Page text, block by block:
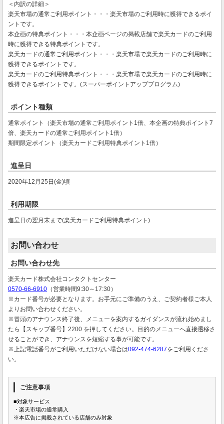
＜内訳の詳細＞
楽天市場の通常ご利用ポイント・・・楽天市場のご利用時に獲得できるポイ
ントです。
本企画の特典ポイント・・・本企画ページの掲載店舗で楽天カードのご利用
時に獲得できる特典ポイントです。
楽天カードの通常ご利用ポイント・・・楽天市場で楽天カードのご利用時に
獲得できるポイントです。
楽天カードのご利用特典ポイント・・・楽天市場で楽天カードのご利用時に
獲得できるポイントです。(スーパーポイントアッププログラム)
ポイント種類
通常ポイント（楽天市場の通常ご利用ポイント1倍、本企画の特典ポイント7
倍、楽天カードの通常ご利用ポイント1倍）
期間限定ポイント（楽天カードご利用特典ポイント1倍）
進呈日
2020年12月25日(金)頃
利用期限
進呈日の翌月末まで(楽天カードご利用特典ポイント)
お問い合わせ
お問い合わせ先
楽天カード株式会社コンタクトセンター
0570-66-6910 （営業時間9:30～17:30）
※カード番号が必要となります。お手元にご準備のうえ、ご契約者様ご本人
よりお問い合わせください。
※冒頭のアナウンス終了後、メニューを案内するガイダンスが流れ始めまし
たら【スキップ番号】2200 を押してください。目的のメニューへ直接遷移さ
せることができ、アナウンスを短縮する事が可能です。
※上記電話番号がご利用いただけない場合は092-474-6287をご利用くださ
い。
ご注意事項
■対象サービス
・楽天市場の通常購入
※本広告に掲載されている店舗のみ対象